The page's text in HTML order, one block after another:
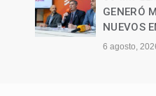
6 agosto, 2026